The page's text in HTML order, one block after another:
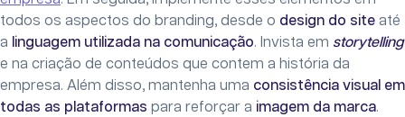
todos os aspectos do branding, desde o design do site até
a linguagem utilizada na comunicação. Invista em storytelling
e na criação de conteúdos que contem a história da
empresa. Além disso, mantenha uma consistência visual em
todas as plataformas para reforçar a imagem da marca.